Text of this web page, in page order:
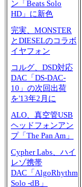
ン「Beats Solo
HD」に新色
完実、MONSTER
とDIESELのコラボ
イヤフォン
コルグ、DSD対応
DAC「DS-DAC-
10」の次回出荷
を'13年2月に
ALO、真空管USB
ヘッドフォンアン
プ「The Pan Am」
Cypher Labs、ハイ
レゾ携帯
DAC「AlgoRhythm
Solo -dB」